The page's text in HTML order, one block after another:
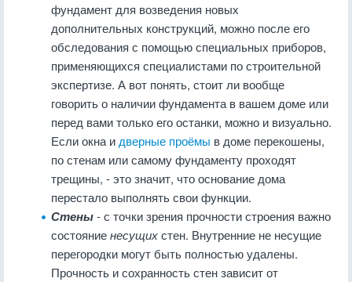
фундамент для возведения новых
дополнительных конструкций, можно после его
обследования с помощью специальных приборов,
применяющихся специалистами по строительной
экспертизе. А вот понять, стоит ли вообще
говорить о наличии фундамента в вашем доме или
перед вами только его останки, можно и визуально.
Если окна и дверные проёмы в доме перекошены,
по стенам или самому фундаменту проходят
трещины, - это значит, что основание дома
перестало выполнять свои функции.
Стены- с точки зрения прочности строения важно
состояниенесущихстен. Внутренние не несущие
перегородки могут быть полностью удалены.
Прочность и сохранность стен зависит от